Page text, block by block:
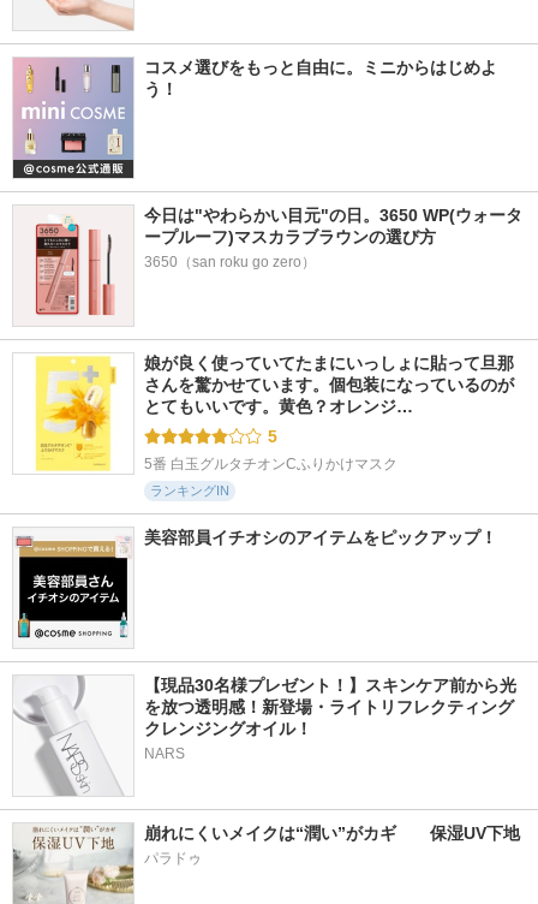
コスメ選びをもっと自由に。ミニからはじめよ
う！
今日は"やわらかい目元"の日。3650 WP(ウォータ
ープルーフ)マスカラブラウンの選び方
3650（san roku go zero）
娘が良く使っていてたまにいっしょに貼って旦那
さんを驚かせています。個包装になっているのが
とてもいいです。黄色？オレンジ…
5
5番 白玉グルタチオンCふりかけマスク
ランキングIN
美容部員イチオシのアイテムをピックアップ！
【現品30名様プレゼント！】スキンケア前から光
を放つ透明感！新登場・ライトリフレクティング
クレンジングオイル！
NARS
崩れにくいメイクは“潤い”がカギ　　保湿UV下地
パラドゥ